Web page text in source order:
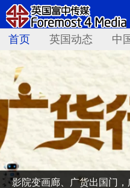
首页 英国动态 中
影院变画廊、广货出国门，